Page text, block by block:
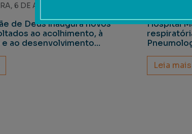
6 DE AGOSTO DE 2026
de Deus inaugura novos
ao acolhimento, à
ao desenvolvimento
Hospital
Leia mais